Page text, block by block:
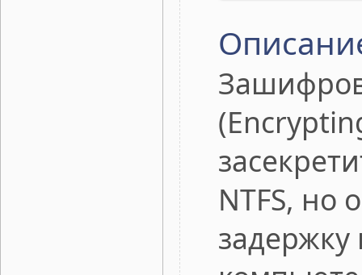
NTFS, но